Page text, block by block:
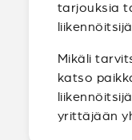
tarjouksia
Mikäli
katso
yrittäjään